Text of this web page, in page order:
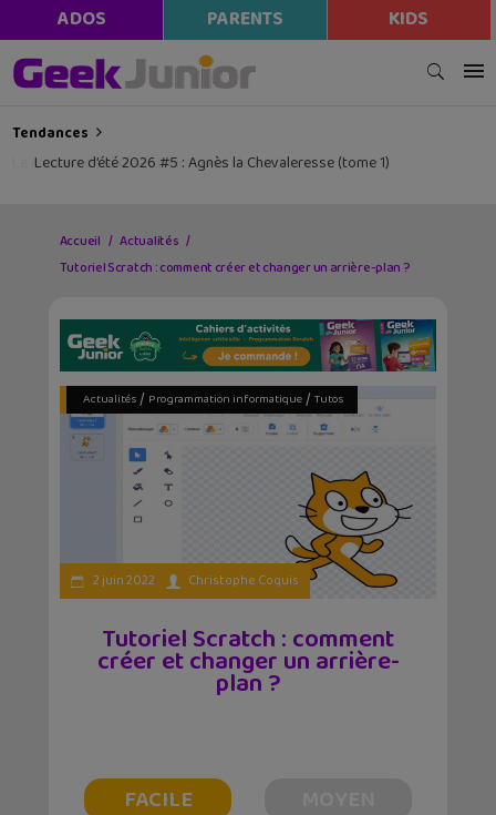
ADOS PARENTS KIDS
Tendances
Le numéro d’été Geek Junior vient de sortir !
Accueil
Actualités
Tutoriel Scratch : comment créer et changer un arrière-plan ?
Actualités/ Programmation informatique/ Tutos
2 juin 2022 Christophe Coquis
Tutoriel Scratch : comment
créer et changer un arrière-
plan ?
FACILE
modal-check